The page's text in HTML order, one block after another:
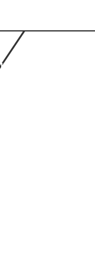
INICIO